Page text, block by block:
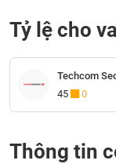
Tỷ lệ cho
Techcom
45
0
Thông tin